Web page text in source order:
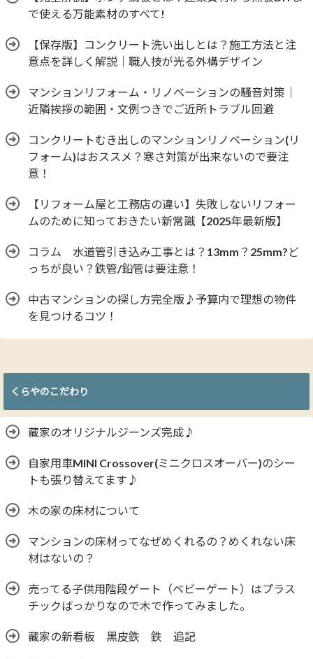
で使える万能素材のすべて!
【保存版】コンクリート洗い出しとは？施工方法と注
意点を詳しく解説｜職人技が光る外構デザイン
マンションリフォーム・リノベーションの騒音対策｜
近隣挨拶の範囲・文例つきでご近所トラブル回避
コンクリートむき出しのマンションリノベーション(リ
フォーム)はおススメ？寒さ対策が出来ないので要注
意！
【リフォーム屋と工務店の違い】失敗しないリフォー
ムのために知っておきたい新常識【2025年最新版】
コラム 水道管引き込み工事とは？13mm？25mm?ど
っちが良い？鉄管/鉛管は要注意！
中古マンションの探し方完全版♪予算内で理想の物件
を見つけるコツ！
くらやのこだわり
藏家のオリジナルジーンズ完成♪
自家用車MINI Crossover(ミニクロスオーバー)のシー
トも張り替えてます♪
木の家の床材について
マンションの床材ってなぜめくれるの？めくれない床
材はないの？
売ってる子供用階段ゲート（ベビーゲート）はプラス
チックばっかりなので木で作ってみました。
藏家の新看板 黒皮鉄 鉄 追記